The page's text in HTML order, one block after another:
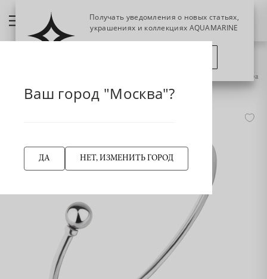
74438 Браслет из Серебра
Ваш город "Москва"?
ДА НЕТ, ИЗМЕНИТЬ ГОРОД
Получать уведомления о новых статьях,
украшениях и коллекциях AQUAMARINE